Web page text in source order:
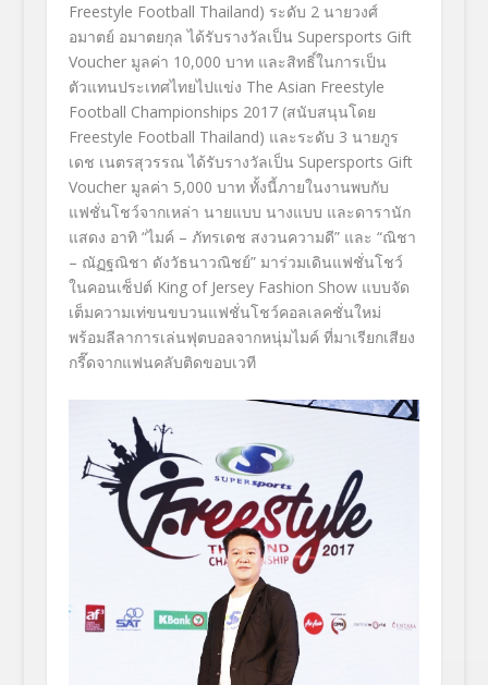
Freestyle Football Thailand) ระดับ 2 นายวงศ์
อมาตย์ อมาตยกุลได้รับรางวัลเป็น Supersports Gift
Voucher มูลค่า 10,000 บาท และสิทธิ์ในการเป็น
ตัวแทนประเทศไทยไปแข่ง The Asian Freestyle
Football Championships 2017 (สนับสนุนโดย
Freestyle Football Thailand) และระดับ 3 นายภูร
เดช เนตรสุวรรณได้รับรางวัลเป็น Supersports Gift
Voucher มูลค่า 5,000 บาท ทั้งนี้ภายในงานพบกับ
แฟชั่นโชว์จากเหล่า นายแบบ นางแบบ และดารานัก
แสดง อาทิ “ไมค์ – ภัทรเดช สงวนความดี” และ “ณิชา
– ณัฏฐณิชา ดังวัธนาวณิชย์” มาร่วมเดินแฟชั่นโชว์
ในคอนเซ็ปต์ King of Jersey Fashion Showแบบจัด
เต็มความเท่ขนขบวนแฟชั่นโชว์คอลเลคชั่นใหม่
พร้อมลีลาการเล่นฟุตบอลจากหนุ่มไมค์ ที่มาเรียกเสียง
กรี๊ดจากแฟนคลับติดขอบเวที